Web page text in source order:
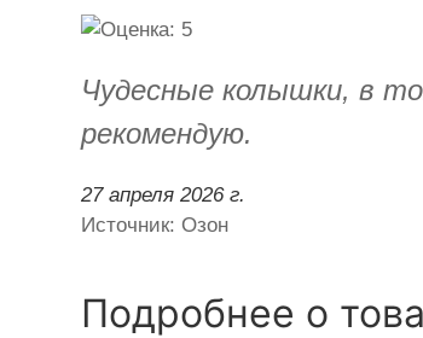
Чудесные колышки, в
рекомендую.
27 апреля 2026 г.
Источник: Озон
Подробнее о